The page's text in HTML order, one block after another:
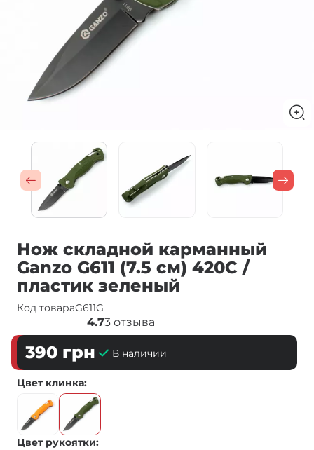
Нож складной карманный
Ganzo G611 (7.5 см) 420C /
пластик зеленый
Код товараG611G
4.73 отзыва
390 грн В наличии
Цвет клинка
Цвет рукоятки